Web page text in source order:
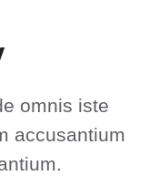
omnis iste
accusantium